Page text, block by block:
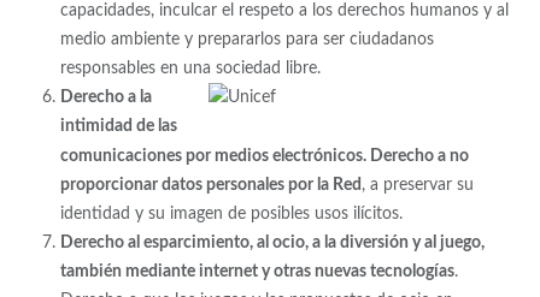
capacidades, inculcar el respeto a los derechos humanos y al
medio ambiente y prepararlos para ser ciudadanos
responsables en una sociedad libre.
Derecho a la
intimidad de las
comunicaciones por medios electrónicos. Derecho a no
proporcionar datos personales por la Red , a preservar su
identidad y su imagen de posibles usos ilícitos.
Derecho al esparcimiento, al ocio, a la diversión y al juego,
también mediante internet y otras nuevas tecnologías.